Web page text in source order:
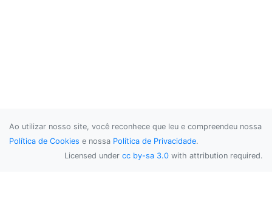
Ao utilizar nosso site, você reconhece que leu e compreendeu nossa
Política de Cookies e nossa Política de Privacidade.
Licensed under cc by-sa 3.0 with attribution required.